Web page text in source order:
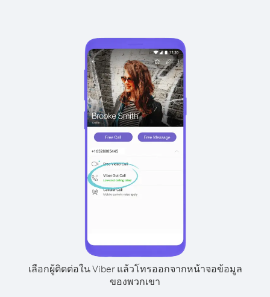
เลือกผู้ติดต่อใน Viber แล้วโทรออกจากหน้าจอข้อมูล
ของพวกเขา